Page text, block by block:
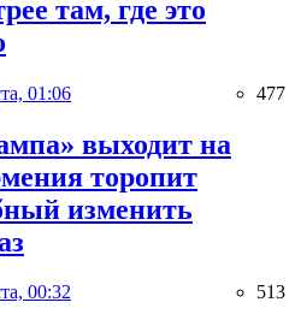
там, где это
01:06 477
выходит на
торопит
изменить
00:32 513